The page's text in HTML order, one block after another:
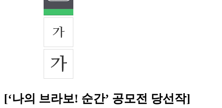
[‘나의 브라보! 순간’ 공모전 당선작]